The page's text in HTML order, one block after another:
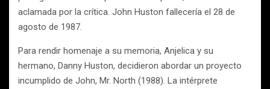
aclamada por la crítica. John Huston fallecería el 28 de
agosto de 1987.
Para rendir homenaje a su memoria, Anjelica y su
hermano, Danny Huston, decidieron abordar un proyecto
incumplido de John, Mr. North (1988). La intérprete